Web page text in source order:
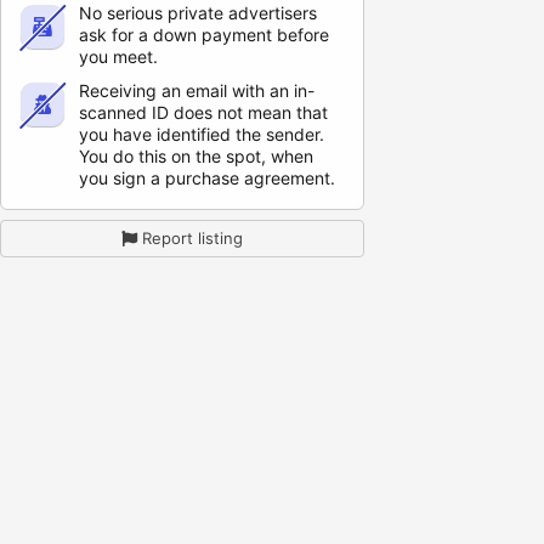
No serious private advertisers
ask for a down payment before
you meet.
Receiving an email with an in-
scanned ID does not mean that
you have identified the sender.
You do this on the spot, when
you sign a purchase agreement.
Report listing